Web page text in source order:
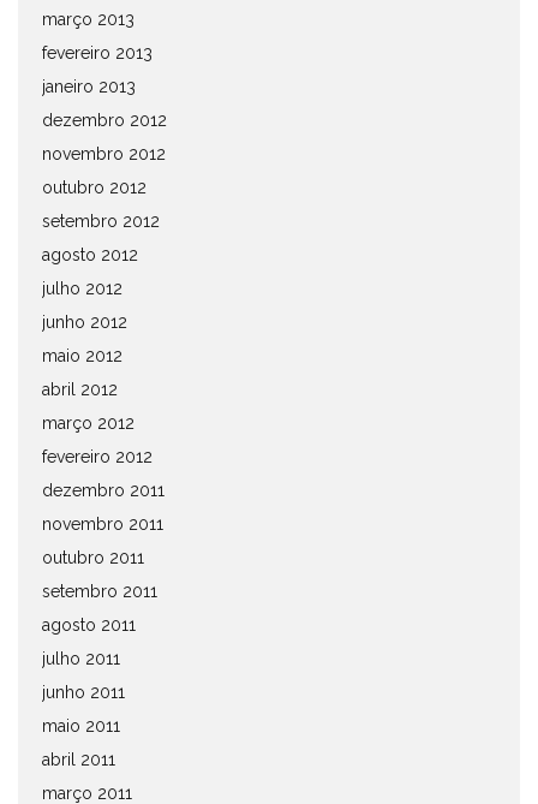
março 2013
fevereiro 2013
janeiro 2013
dezembro 2012
novembro 2012
outubro 2012
setembro 2012
agosto 2012
julho 2012
junho 2012
maio 2012
abril 2012
março 2012
fevereiro 2012
dezembro 2011
novembro 2011
outubro 2011
setembro 2011
agosto 2011
julho 2011
junho 2011
maio 2011
abril 2011
março 2011